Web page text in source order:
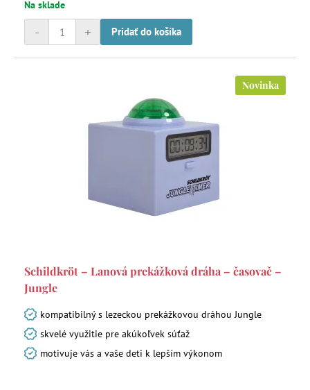
Na sklade
+
- Pridať do košíka
Novinka
Schildkröt – Lanová prekážková dráha – časovač –
Jungle
kompatibilný s lezeckou prekážkovou dráhou Jungle
skvelé využitie pre akúkoľvek súťaž
motivuje vás a vaše deti k lepším výkonom